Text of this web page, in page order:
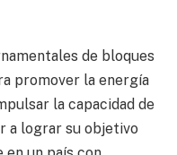
de bloques
promover la energía
la capacidad de
a lograr su objetivo